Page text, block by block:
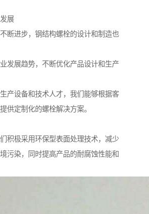
展
断进步，钢结构螺栓的设计和制造也
发展趋势，不断优化产品设计和生产
产设备和技术人才，我们能够根据客
供定制化的螺栓解决方案。
积极采用环保型表面处理技术，减少
污染，同时提高产品的耐腐蚀性能和